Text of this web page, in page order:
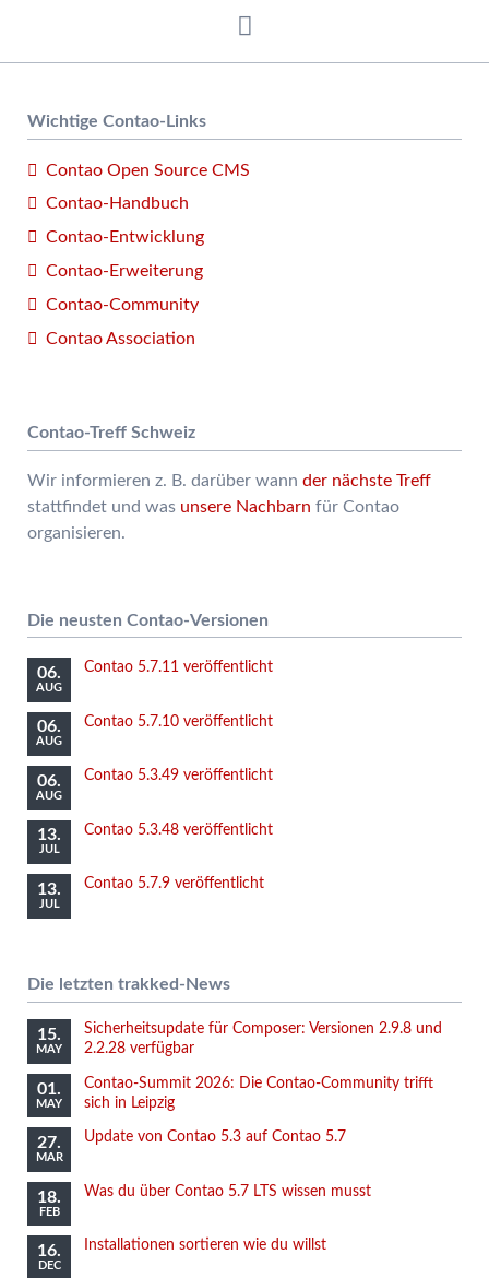
Wichtige Contao-Links
Contao Open Source CMS
Contao-Handbuch
Contao-Entwicklung
Contao-Erweiterung
Contao-Community
Contao Association
Contao-Treff Schweiz
Wir informieren z. B. darüber wann der nächste Treff
stattfindet und was unsere Nachbarn für Contao
organisieren.
Die neusten Contao-Versionen
06.
AUG
Contao 5.7.11 veröffentlicht
06.
AUG
Contao 5.7.10 veröffentlicht
06.
AUG
Contao 5.3.49 veröffentlicht
13.
JUL
Contao 5.3.48 veröffentlicht
13.
JUL
Contao 5.7.9 veröffentlicht
Die letzten trakked-News
15.
MAY
Sicherheitsupdate für Composer: Versionen 2.9.8 und
2.2.28 verfügbar
01.
MAY
Contao-Summit 2026: Die Contao-Community trifft
sich in Leipzig
27.
MAR
Update von Contao 5.3 auf Contao 5.7
18.
FEB
Was du über Contao 5.7 LTS wissen musst
16.
DEC
Installationen sortieren wie du willst